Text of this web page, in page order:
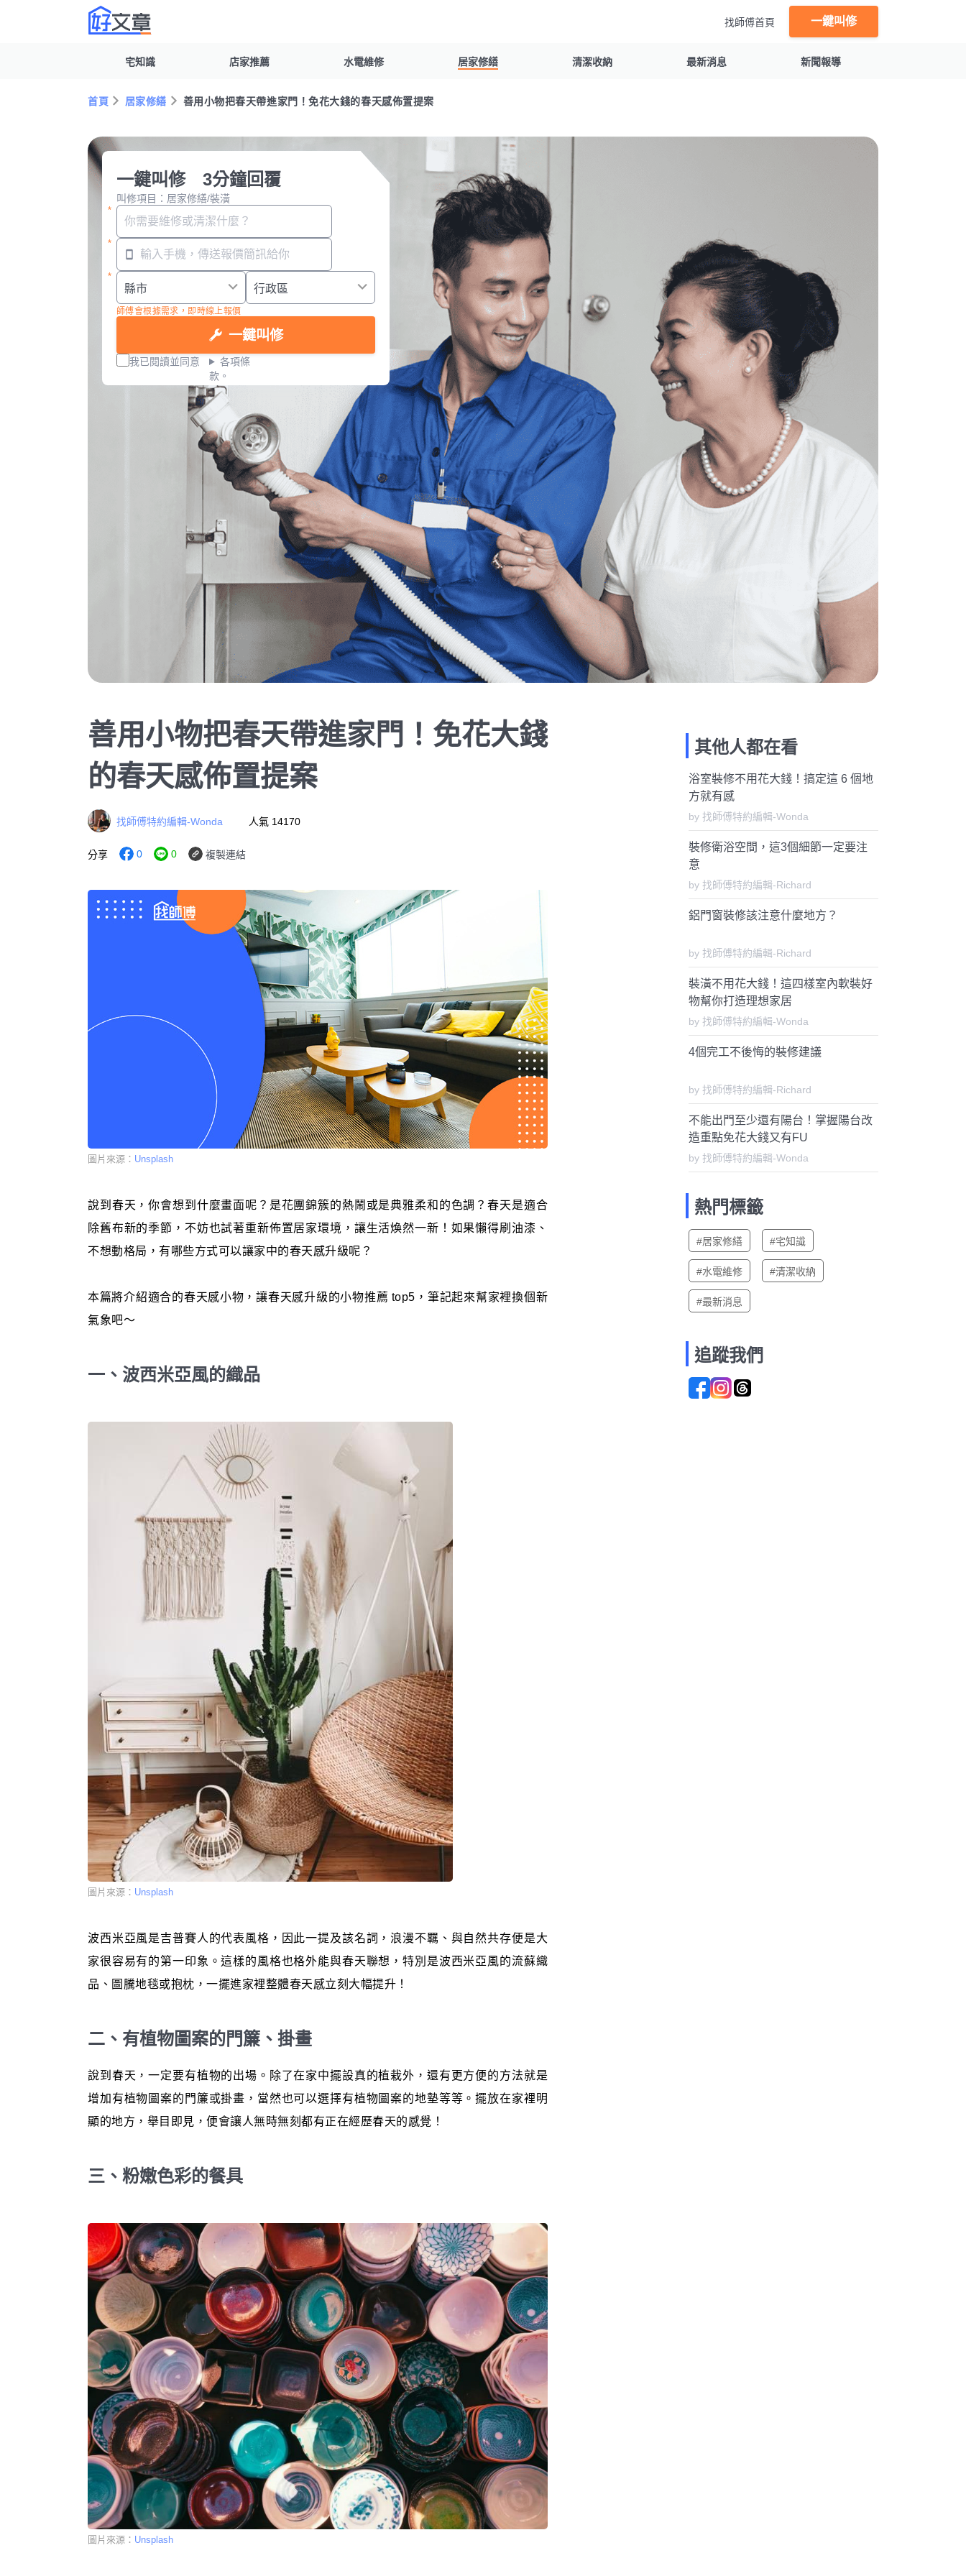
找師傅首頁 一鍵叫修
宅知識 店家推薦 水電維修 居家修繕 清潔收納 最新消息 新聞報導
首頁 居家修繕 善用小物把春天帶進家門！免花大錢的春天感佈置提案
一鍵叫修 3分鐘回覆
叫修項目：居家修繕/裝潢
師傅會根據需求，即時線上報價
一鍵叫修
我已閱讀並同意
各項條
款。
善用小物把春天帶進家門！免花大錢
的春天感佈置提案
找師傅特約編輯-Wonda 人氣 14170
分享 0 0 複製連結
圖片來源： Unsplash
說到春天，你會想到什麼畫面呢？是花團錦簇的熱鬧或是典雅柔和的色調？春天是適合
除舊布新的季節，不妨也試著重新佈置居家環境，讓生活煥然一新！如果懶得刷油漆、
不想動格局，有哪些方式可以讓家中的春天感升級呢？
本篇將介紹適合的春天感小物，讓春天感升級的小物推薦 top5，筆記起來幫家裡換個新
氣象吧～
一、波西米亞風的織品
圖片來源： Unsplash
波西米亞風是吉普賽人的代表風格，因此一提及該名詞，浪漫不羈、與自然共存便是大
家很容易有的第一印象。這樣的風格也格外能與春天聯想，特別是波西米亞風的流蘇織
品、圖騰地毯或抱枕，一擺進家裡整體春天感立刻大幅提升！
二、有植物圖案的門簾、掛畫
說到春天，一定要有植物的出場。除了在家中擺設真的植栽外，還有更方便的方法就是
增加有植物圖案的門簾或掛畫，當然也可以選擇有植物圖案的地墊等等。擺放在家裡明
顯的地方，舉目即見，便會讓人無時無刻都有正在經歷春天的感覺！
三、粉嫩色彩的餐具
圖片來源： Unsplash
其他人都在看
浴室裝修不用花大錢！搞定這 6 個地
方就有感
by 找師傅特約編輯-Wonda
裝修衛浴空間，這3個細節一定要注
意
by 找師傅特約編輯-Richard
鋁門窗裝修該注意什麼地方？
by 找師傅特約編輯-Richard
裝潢不用花大錢！這四樣室內軟裝好
物幫你打造理想家居
by 找師傅特約編輯-Wonda
4個完工不後悔的裝修建議
by 找師傅特約編輯-Richard
不能出門至少還有陽台！掌握陽台改
造重點免花大錢又有FU
by 找師傅特約編輯-Wonda
熱門標籤
#居家修繕 #宅知識
#水電維修 #清潔收納
#最新消息
追蹤我們